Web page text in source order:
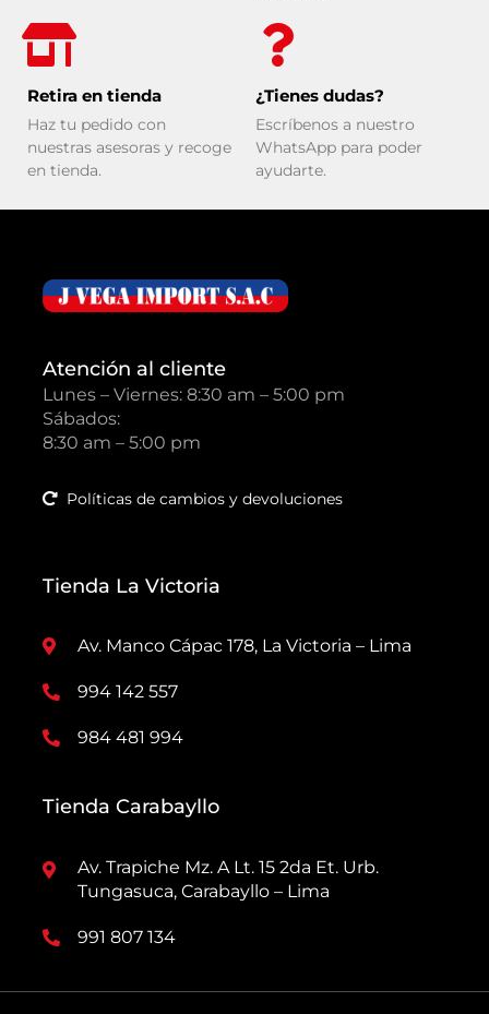
Retira en tienda
Haz tu pedido con
nuestras asesoras y recoge
en tienda.
¿Tienes dudas?
Escríbenos a nuestro
WhatsApp para poder
ayudarte.
Atención al cliente
Lunes – Viernes: 8:30 am – 5:00 pm
Sábados:
8:30 am – 5:00 pm
Políticas de cambios y devoluciones
Tienda La Victoria
Av. Manco Cápac 178, La Victoria – Lima
994 142 557
984 481 994
Tienda Carabayllo
Av. Trapiche Mz. A Lt. 15 2da Et. Urb.
Tungasuca, Carabayllo – Lima
991 807 134